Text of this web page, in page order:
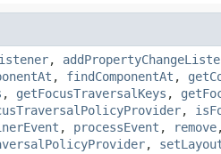
,
, findComponentAt ,
, getFocusTraversalKeys ,
,
, processEvent , remove
,